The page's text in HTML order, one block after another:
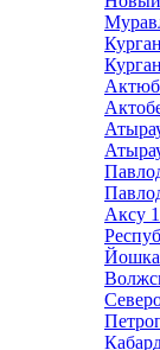
Курган
Аксу 1